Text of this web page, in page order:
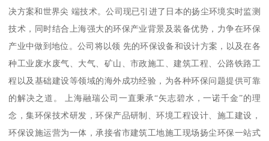
决方案和世界尖 端技术。公司现已引进了日本的扬尘环境实时监测
技术，同时结合上海强大的环保产业背景及装备优势，力争在环保
产业中做到地位。公司将以领 先的环保设备和设计方案，以及在各
种工业废水废气、大气、矿山、市政施工、建筑工程、公路铁路工
程以及基础建设等领域的海外成功经验，为各种环保问题提供可靠
的解决之道。 上海融瑞公司一直秉承“矢志碧水，一诺千金”的理
念，集环保技术研发，环保产品研制、环境工程设计、施工建设，
环保设施运营为一体，承接省市建筑工地施工现场扬尘环保一站式